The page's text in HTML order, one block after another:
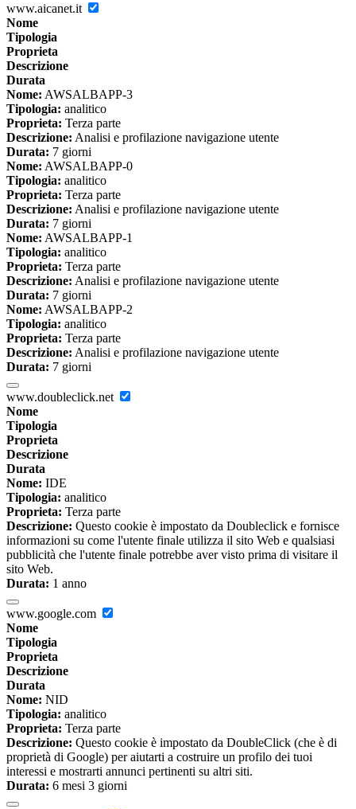
www.aicanet.it
Nome
Tipologia
Proprieta
Descrizione
Durata
Nome: AWSALBAPP-3
Tipologia: analitico
Proprieta: Terza parte
Descrizione: Analisi e profilazione navigazione utente
Durata: 7 giorni
Nome: AWSALBAPP-0
Tipologia: analitico
Proprieta: Terza parte
Descrizione: Analisi e profilazione navigazione utente
Durata: 7 giorni
Nome: AWSALBAPP-1
Tipologia: analitico
Proprieta: Terza parte
Descrizione: Analisi e profilazione navigazione utente
Durata: 7 giorni
Nome: AWSALBAPP-2
Tipologia: analitico
Proprieta: Terza parte
Descrizione: Analisi e profilazione navigazione utente
Durata: 7 giorni
www.doubleclick.net
Nome
Tipologia
Proprieta
Descrizione
Durata
Nome: IDE
Tipologia: analitico
Proprieta: Terza parte
Descrizione: Questo cookie è impostato da Doubleclick e fornisce
informazioni su come l'utente finale utilizza il sito Web e qualsiasi
pubblicità che l'utente finale potrebbe aver visto prima di visitare il
sito Web.
Durata: 1 anno
www.google.com
Nome
Tipologia
Proprieta
Descrizione
Durata
Nome: NID
Tipologia: analitico
Proprieta: Terza parte
Descrizione: Questo cookie è impostato da DoubleClick (che è di
proprietà di Google) per aiutarti a costruire un profilo dei tuoi
interessi e mostrarti annunci pertinenti su altri siti.
Durata: 6 mesi 3 giorni